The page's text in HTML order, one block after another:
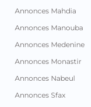
Annonces Mahdia
Annonces Manouba
Annonces Medenine
Annonces Monastir
Annonces Nabeul
Annonces Sfax